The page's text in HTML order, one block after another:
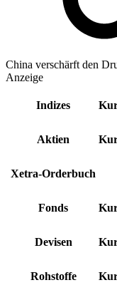
China verschärft den
Anzeige
Indizes
Aktien
Xetra-Orderbuch
Fonds
Devisen
Rohstoffe